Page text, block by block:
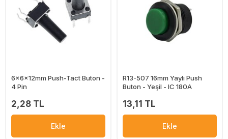
6x6x12mm Push-Tact Buton -
4 Pin
2,28 TL
Ekle
R13-507 16mm Yaylı Push
Buton - Yeşil - IC 180A
13,11 TL
Ekle